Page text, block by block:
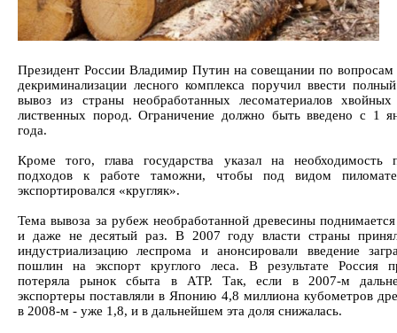
Президент России Владимир Путин на совещании по вопросам
декриминализации лесного комплекса поручил ввести
вывоз из страны необработанных лесоматериалов
лиственных пород. Ограничение должно быть введено с 1
года.
Кроме того, глава государства указал на необходимость
подходов к работе таможни, чтобы под видом
экспортировался «кругляк».
Тема вывоза за рубеж необработанной древесины
и даже не десятый раз. В 2007 году власти страны
индустриализацию леспрома и анонсировали введение
пошлин на экспорт круглого леса. В результате Россия
потеряла рынок сбыта в АТР. Так, если в 2007-м
экспортеры поставляли в Японию 4,8 миллиона кубометров
в 2008-м - уже 1,8, и в дальнейшем эта доля снижалась.